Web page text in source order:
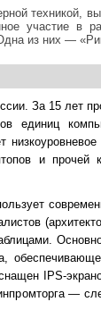
техникой,
участие в
из них —
За 15 лет
единиц
и прочей
IPS-
—